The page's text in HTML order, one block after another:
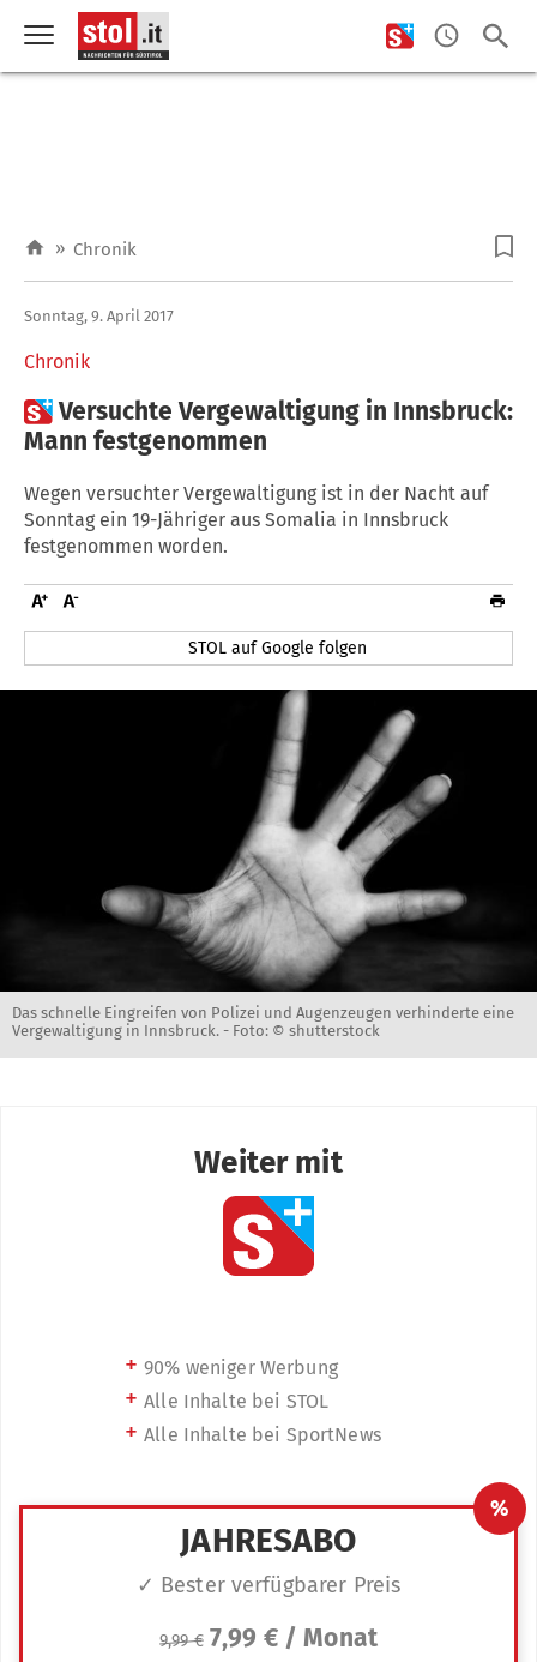
» Chronik
Chronik
Sonntag, 9. April 2017
Versuchte Vergewaltigung in Innsbruck:
Mann festgenommen
Wegen versuchter Vergewaltigung ist in der Nacht auf
Sonntag ein 19-Jähriger aus Somalia in Innsbruck
festgenommen worden.
STOL auf Google folgen
Das schnelle Eingreifen von Polizei und Augenzeugen verhinderte eine
Vergewaltigung in Innsbruck. - Foto: © shutterstock